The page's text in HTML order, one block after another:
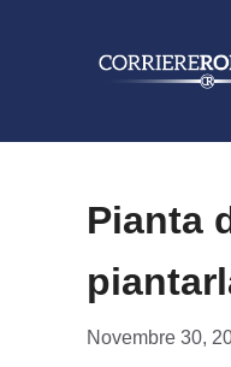
Pianta
Novembre 30,